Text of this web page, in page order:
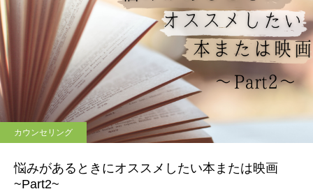
カウンセリング
悩みがあるときにオススメしたい本または映画
~Part2~